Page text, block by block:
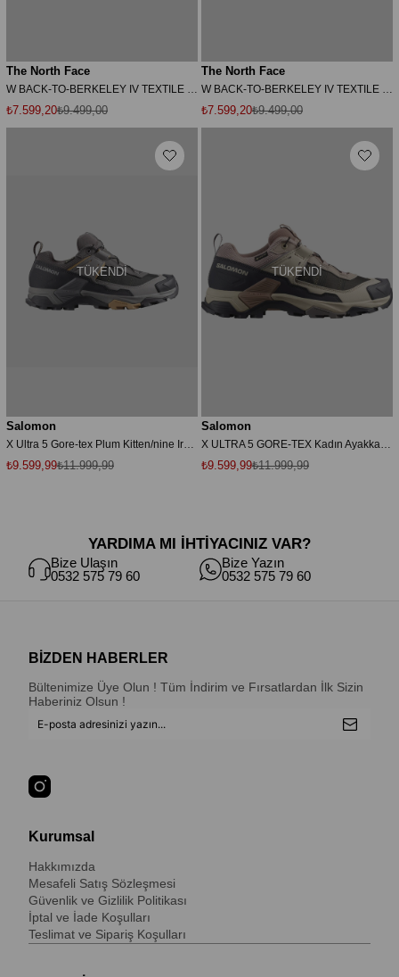
The North Face
₺7.599,20₺9.499,00
The North Face
₺7.599,20₺9.499,00
TÜKENDI
Salomon
X Ultra 5 Gore-tex Plum Kitten/nine Iron/soft Clay Kdn Outdoor Ayakkabı L47726200
₺9.599,99₺11.999,99
TÜKENDI
Salomon
X ULTRA 5 GORE-TEX Kadın Ayakkabısı L47854700 Tek Renk-40
₺9.599,99₺11.999,99
YARDIMA MI İHTİYACINIZ VAR?
Bize Ulaşın
0532 575 79 60
Bize Yazın
0532 575 79 60
BİZDEN HABERLER
Bültenimize Üye Olun ! Tüm İndirim ve Fırsatlardan İlk Sizin
Haberiniz Olsun !
Kurumsal
Hakkımızda
Mesafeli Satış Sözleşmesi
Güvenlik ve Gizlilik Politikası
İptal ve İade Koşulları
Teslimat ve Sipariş Koşulları